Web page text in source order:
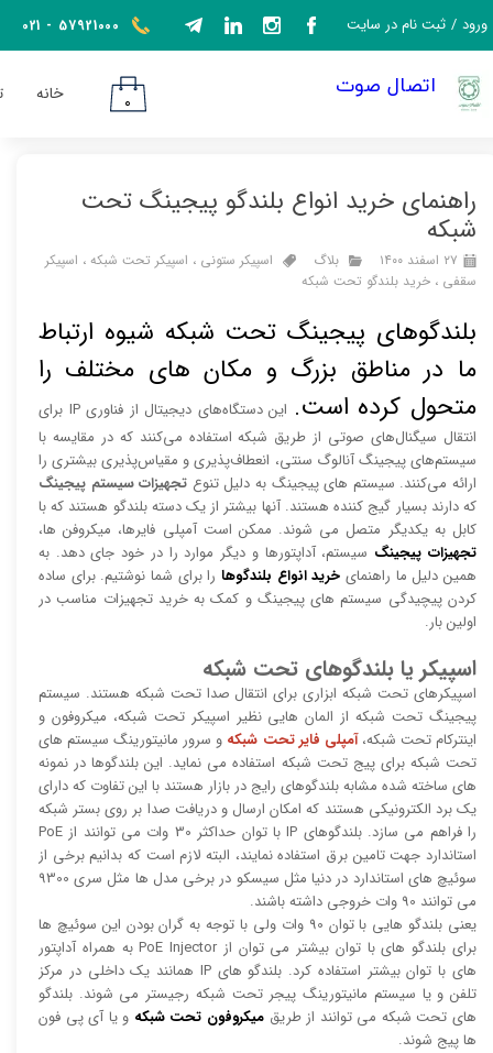
021 - 57921000​​​​​​​ ورود / ثبت نام در سایت
حساب کاربری من
تغییر گذر واژه
خروج از حساب کاربری
​اتصال صوت خانه ۰
راهنمای خرید انواع بلندگو پیجینگ تحت
شبکه
۲۷ اسفند ۱۴۰۰ بلاگ اسپیکر ستونی ، اسپیکر تحت شبکه ، اسپیکر
سقفی ، خرید بلندگو تحت شبکه
بلندگوهای پیجینگ تحت شبکه شیوه ارتباط
ما در مناطق بزرگ و مکان های مختلف را
متحول کرده است.
این دستگاه‌های دیجیتال از فناوری IP برای
انتقال سیگنال‌های صوتی از طریق شبکه استفاده می‌کنند که در مقایسه با
سیستم‌های پیجینگ آنالوگ سنتی، انعطاف‌پذیری و مقیاس‌پذیری بیشتری را
ارائه می‌کنند. سیستم های پیجینگ به دلیل تنوع تجهیزات سیستم پیجینگ
که دارند بسیار گیج کننده هستند. آنها بیشتر از یک دسته بلندگو هستند که با
کابل به یکدیگر متصل می شوند. ممکن است آمپلی فایرها، میکروفن ها،
تجهیزات پیجینگ سیستم، آداپتورها و دیگر موارد را در خود جای دهد. به
همین دلیل ما راهنمای خرید انواع بلندگوها را برای شما نوشتیم. برای ساده
کردن پیچیدگی سیستم های پیجینگ و کمک به خرید تجهیزات مناسب در
اولین بار.
اسپیکر یا بلندگوهای تحت شبکه
اسپیکرهای تحت شبکه ابزاری برای انتقال صدا تحت شبکه هستند. سیستم
پیجینگ تحت شبکه از المان هایی نظیر اسپیکر تحت شبکه، میکروفون و
اینترکام تحت شبکه،آمپلی فایر تحت شبکه و سرور مانیتورینگ سیستم های
تحت شبکه برای پیج تحت شبکه استفاده می نماید. این بلندگوها در نمونه
های ساخته شده مشابه بلندگوهای رایج در بازار هستند با این تفاوت که دارای
یک برد الکترونیکی هستند که امکان ارسال و دریافت صدا بر روی بستر شبکه
را فراهم می سازد. بلندگوهای IP با توان حداکثر 30 وات می توانند از PoE
استاندارد جهت تامین برق استفاده نمایند، البته لازم است که بدانیم برخی از
سوئیچ های استاندارد در دنیا مثل سیسکو در برخی مدل ها مثل سری 9300
می توانند 90 وات خروجی داشته باشند.
یعنی بلندگو هایی با توان 90 وات ولی با توجه به گران بودن این سوئیچ ها
برای بلندگو های با توان بیشتر می توان از PoE Injector به همراه آداپتور
های با توان بیشتر استفاده کرد. بلندگو های IP همانند یک داخلی در مرکز
تلفن و یا سیستم مانیتورینگ پیجر تحت شبکه رجیستر می شوند. بلندگو
های تحت شبکه می توانند از طریق میکروفون تحت شبکه و یا آی پی فون
ها پیج شوند.